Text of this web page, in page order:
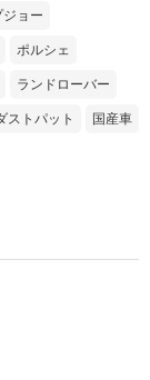
ジョー
ポルシェ
ランドローバー
ストパット 国産車